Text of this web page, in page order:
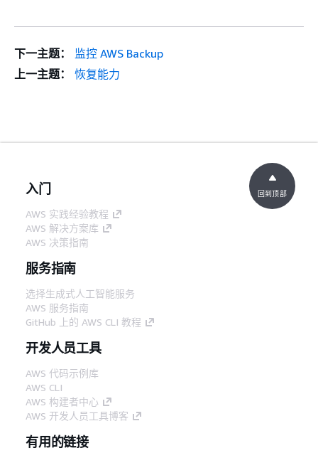
下一主题：
监控 AWS Backup
上一主题：
恢复能力
入门
AWS 实践经验教程
AWS 解决方案库
AWS 决策指南
服务指南
选择生成式人工智能服务
AWS 服务指南
GitHub 上的 AWS CLI 教程
开发人员工具
AWS 代码示例库
AWS CLI
AWS 构建者中心
AWS 开发人员工具博客
有用的链接
回到顶部